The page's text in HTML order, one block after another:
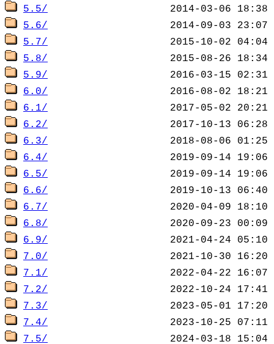
5.5/
5.6/
5.7/
5.8/
5.9/
6.0/
6.1/
6.2/
6.3/
6.4/
6.5/
6.6/
6.7/
6.8/
6.9/
7.0/
7.1/
7.2/
7.3/
7.4/
7.5/